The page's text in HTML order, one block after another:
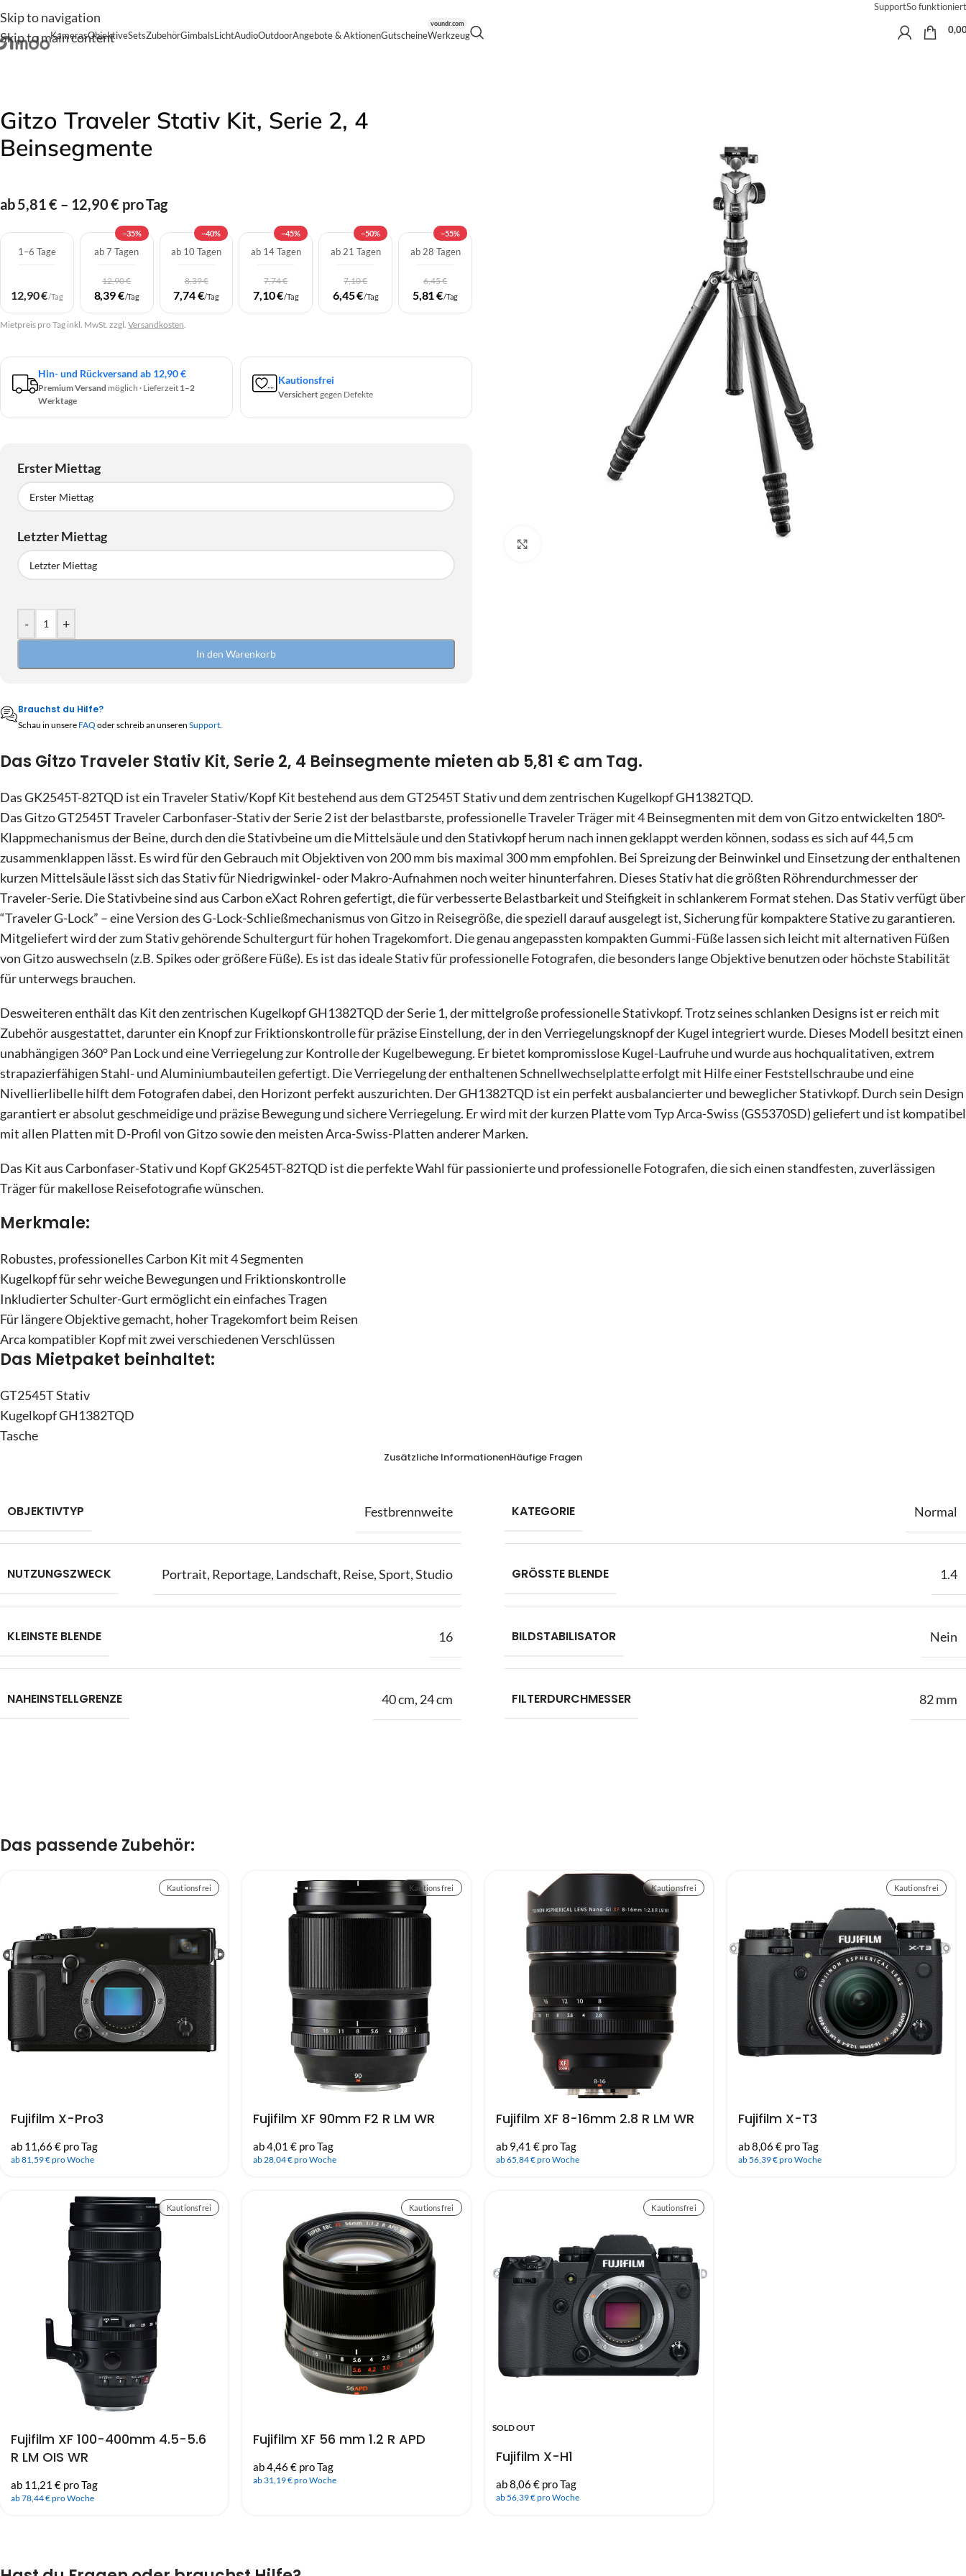
Skip to navigation
Skip to main content
SupportSo
KamerasObjektiveSetsZubehörGimbalsLichtAudioOutdoorAngebote & AktionenGutscheineWerkzeug
voundr.com
Start/Zubehör
Gitzo Traveler Stativ Kit, Serie 2, 4
Beinsegmente
ab 5,81 € – 12,90 € pro Tag
1–6 Tage
12,90 €/Tag
−35%
ab 7 Tagen
12,90 €
8,39 €/Tag
−40%
ab 10 Tagen
8,39 €
7,74 €/Tag
−45%
ab 14 Tagen
7,74 €
7,10 €/Tag
−50%
ab 21 Tagen
7,10 €
6,45 €/Tag
−55%
ab 28 Tagen
6,45 €
5,81 €/Tag
Mietpreis pro Tag inkl. MwSt. zzgl. Versandkosten.
Hin- und Rückversand ab 12,90 €
Premium Versand möglich · Lieferzeit 1–2
Werktage
Kautionsfrei
Versichertgegen Defekte
Erster Miettag
MO DI
3
14 15
24 25
Letzter Miettag
MO DI MI DO FR SA SO
27 28 29 30 31 1 2
10 11 12 13
31 1 2 3 4 5 6
Heute Löschen Schließen
- +
In den Warenkorb
Brauchst du Hilfe?
Schau in unsere FAQ oder schreib an unseren Support.
Das Gitzo Traveler Stativ Kit, Serie 2, 4 Beinsegmente mieten ab 5,81 € am Tag.
Das GK2545T-82TQD ist ein Traveler Stativ/Kopf Kit bestehend aus dem GT2545T Stativ und dem zentrischen Kugelkopf GH1382TQD.
Das Gitzo GT2545T Traveler Carbonfaser-Stativ der Serie 2 ist der belastbarste, professionelle Traveler Träger mit 4 Beinsegmenten mit dem von Gitzo entwickelten 180°-
Klappmechanismus der Beine, durch den die Stativbeine um die Mittelsäule und den Stativkopf herum nach innen geklappt werden können, sodass es sich auf 44,5 cm
zusammenklappen lässt. Es wird für den Gebrauch mit Objektiven von 200 mm bis maximal 300 mm empfohlen. Bei Spreizung der Beinwinkel und Einsetzung der enthaltenen
kurzen Mittelsäule lässt sich das Stativ für Niedrigwinkel- oder Makro-Aufnahmen noch weiter hinunterfahren. Dieses Stativ hat die größten Röhrendurchmesser der
Traveler-Serie. Die Stativbeine sind aus Carbon eXact Rohren gefertigt, die für verbesserte Belastbarkeit und Steifigkeit in schlankerem Format stehen. Das Stativ verfügt über
“Traveler G-Lock” – eine Version des G-Lock-Schließmechanismus von Gitzo in Reisegröße, die speziell darauf ausgelegt ist, Sicherung für kompaktere Stative zu garantieren.
Mitgeliefert wird der zum Stativ gehörende Schultergurt für hohen Tragekomfort. Die genau angepassten kompakten Gummi-Füße lassen sich leicht mit alternativen Füßen
von Gitzo auswechseln (z.B. Spikes oder größere Füße). Es ist das ideale Stativ für professionelle Fotografen, die besonders lange Objektive benutzen oder höchste Stabilität
für unterwegs brauchen.
Desweiteren enthält das Kit den zentrischen Kugelkopf GH1382TQD der Serie 1, der mittelgroße professionelle Stativkopf. Trotz seines schlanken Designs ist er reich mit
Zubehör ausgestattet, darunter ein Knopf zur Friktionskontrolle für präzise Einstellung, der in den Verriegelungsknopf der Kugel integriert wurde. Dieses Modell besitzt einen
unabhängigen 360° Pan Lock und eine Verriegelung zur Kontrolle der Kugelbewegung. Er bietet kompromisslose Kugel-Laufruhe und wurde aus hochqualitativen, extrem
strapazierfähigen Stahl- und Aluminiumbauteilen gefertigt. Die Verriegelung der enthaltenen Schnellwechselplatte erfolgt mit Hilfe einer Feststellschraube und eine
Nivellierlibelle hilft dem Fotografen dabei, den Horizont perfekt auszurichten. Der GH1382TQD ist ein perfekt ausbalancierter und beweglicher Stativkopf. Durch sein Design
garantiert er absolut geschmeidige und präzise Bewegung und sichere Verriegelung. Er wird mit der kurzen Platte vom Typ Arca-Swiss (GS5370SD) geliefert und ist kompatibel
mit allen Platten mit D-Profil von Gitzo sowie den meisten Arca-Swiss-Platten anderer Marken.
Das Kit aus Carbonfaser-Stativ und Kopf GK2545T-82TQD ist die perfekte Wahl für passionierte und professionelle Fotografen, die sich einen standfesten, zuverlässigen
Träger für makellose Reisefotografie wünschen.
Merkmale:
Robustes, professionelles Carbon Kit mit 4 Segmenten
Kugelkopf für sehr weiche Bewegungen und Friktionskontrolle
Inkludierter Schulter-Gurt ermöglicht ein einfaches Tragen
Für längere Objektive gemacht, hoher Tragekomfort beim Reisen
Arca kompatibler Kopf mit zwei verschiedenen Verschlüssen
Das Mietpaket beinhaltet:
GT2545T Stativ
Kugelkopf GH1382TQD
Tasche
Zusätzliche InformationenHäufige Fragen
OBJEKTIVTYP Festbrennweite KATEGORIE Normal
NUTZUNGSZWECK Portrait, Reportage, Landschaft, Reise,Sport,Studio GRÖSSTE BLENDE 1.4
KLEINSTE BLENDE 16 BILDSTABILISATOR Nein
NAHEINSTELLGRENZE 40 cm, 24 cm FILTERDURCHMESSER 82 mm
Das passende Zubehör:
Kautionsfrei
Fujifilm X-Pro3
ab 11,66 € pro Tag
ab 81,59 € pro Woche
Kautionsfrei
Fujifilm XF 90mm F2 R LM WR
ab 4,01 € pro Tag
ab 28,04 € pro Woche
Kautionsfrei
Fujifilm XF 8-16mm 2.8 R LM WR
ab 9,41 € pro Tag
ab 65,84 € pro Woche
Kautionsfrei
Fujifilm X-T3
ab 8,06 € pro Tag
ab 56,39 € pro Woche
Kautionsfrei
Fujifilm XF 100-400mm 4.5-5.6
R LM OIS WR
ab 11,21 € pro Tag
ab 78,44 € pro Woche
Kautionsfrei
Fujifilm XF 56 mm 1.2 R APD
ab 4,46 € pro Tag
ab 31,19 € pro Woche
Kautionsfrei
SOLD OUT
Fujifilm X-H1
ab 8,06 € pro Tag
ab 56,39 € pro Woche